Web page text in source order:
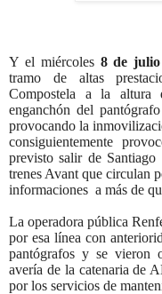
Y el miércoles 8 de
tramo de altas
Compostela a la
enganchón del
provocando la
consiguientemente
previsto salir de
trenes Avant que circulan
informaciones a más de
La operadora pública
por esa línea con
pantógrafos y se vieron
avería de la catenaria de
por los servicios de